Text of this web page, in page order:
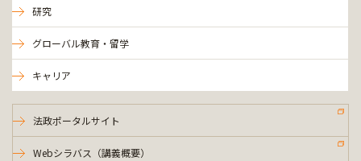
研究
グローバル教育・留学
キャリア
法政ポータルサイト
Webシラバス（講義概要）